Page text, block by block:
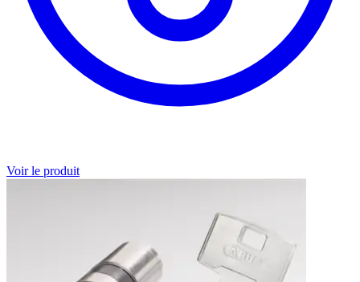
Voir le produit